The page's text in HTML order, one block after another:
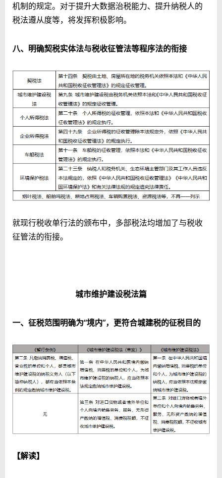
机制的规定。对于提升大数据治税能力、提升纳税人的
税法遵从度等，将发挥积极影响。
八、明确契税实体法与税收征管法等程序法的衔接
就现行税收单行法的颁布中，多部税法均增加了与税收
征管法的衔接。
城市维护建设税法篇
一、征税范围明确为“境内”，更符合城建税的征税目的
【解读】